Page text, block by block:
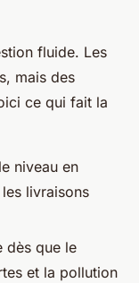
fluide. Les
mais des
ce qui fait la
niveau en
livraisons
dès que le
et la pollution